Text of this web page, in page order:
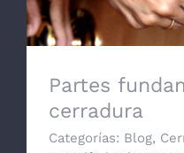
Partes
cerradura
Categorías: Blog,